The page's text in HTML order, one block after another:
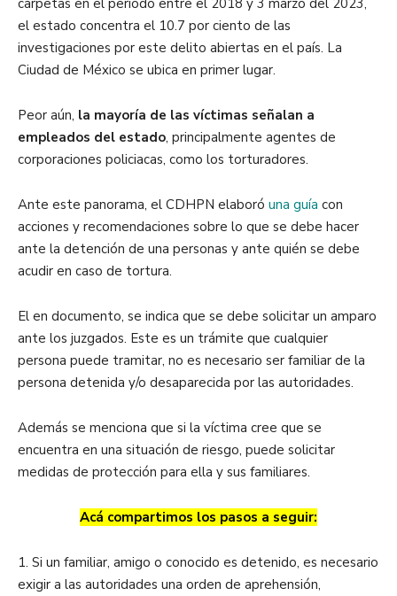
carpetas en el periodo entre el 2018 y 3 marzo del 2023,
el estado concentra el 10.7 por ciento de las
investigaciones por este delito abiertas en el país. La
Ciudad de México se ubica en primer lugar.
Peor aún, la mayoría de las víctimas señalan a
empleados del estado, principalmente agentes de
corporaciones policiacas, como los torturadores.
Ante este panorama, el CDHPN elaboró una guía con
acciones y recomendaciones sobre lo que se debe hacer
ante la detención de una personas y ante quién se debe
acudir en caso de tortura.
El en documento, se indica que se debe solicitar un amparo
ante los juzgados. Este es un trámite que cualquier
persona puede tramitar, no es necesario ser familiar de la
persona detenida y/o desaparecida por las autoridades.
Además se menciona que si la víctima cree que se
encuentra en una situación de riesgo, puede solicitar
medidas de protección para ella y sus familiares.
Acá compartimos los pasos a seguir:
1. Si un familiar, amigo o conocido es detenido, es necesario
exigir a las autoridades una orden de aprehensión,